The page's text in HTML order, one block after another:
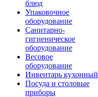
блюд
Упаковочное
оборудование
Санитарно-
гигиеническое
оборудование
Весовое
оборудование
Инвентарь кухонный
Посуда и столовые
приборы